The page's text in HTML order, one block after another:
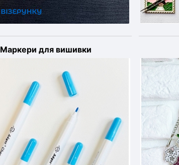
Маркери для вишивки